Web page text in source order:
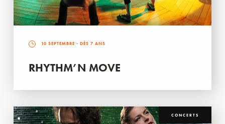
10 SEPTEMBRE - DÈS 7 ANS
RHYTHM’N MOVE
CONCERTS